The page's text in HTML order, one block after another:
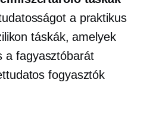
a praktikus
táskák, amelyek
afagyasztóbarát
fogyasztók